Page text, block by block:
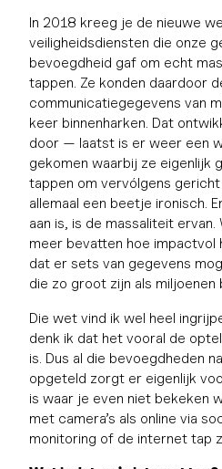
In 2018 kreeg je de nieuwe
veiligheidsdiensten die onze
bevoegdheid gaf om echt
tappen. Ze konden daardoor
communicatiegegevens van
keer binnenharken. Dat
door — laatst is er weer een
gekomen waarbij ze eigenlijk
tappen om vervólgens
allemaal een beetje ironisch.
aan is, is de massaliteit ervan.
meer bevatten hoe impactvol
dat er sets van gegevens
die zo groot zijn als miljoenen
Die wet vind ik wel heel
denk ik dat het vooral de
is. Dus al die bevoegdheden
opgeteld zorgt er eigenlijk
is waar je even niet bekeken
met camera’s als online via
monitoring of de internet tap